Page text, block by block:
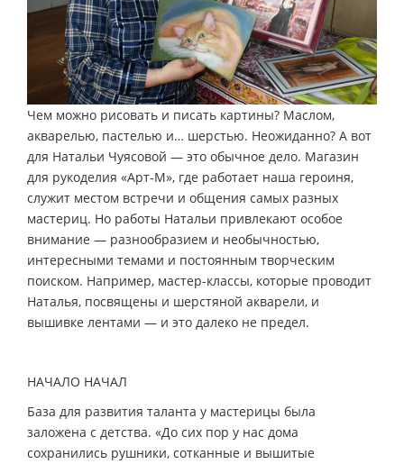
Чем можно рисовать и писать картины? Маслом,
акварелью, пастелью и… шерстью. Неожиданно? А вот
для Натальи Чуясовой — это обычное дело. Магазин
для рукоделия «Арт-М», где работает наша героиня,
служит местом встречи и общения самых разных
мастериц. Но работы Натальи привлекают особое
внимание — разнообразием и необычностью,
интересными темами и постоянным творческим
поиском. Например, мастер-классы, которые проводит
Наталья, посвящены и шерстяной акварели, и
вышивке лентами — и это далеко не предел.
НАЧАЛО НАЧАЛ
База для развития таланта у мастерицы была
заложена с детства. «До сих пор у нас дома
сохранились рушники, сотканные и вышитые